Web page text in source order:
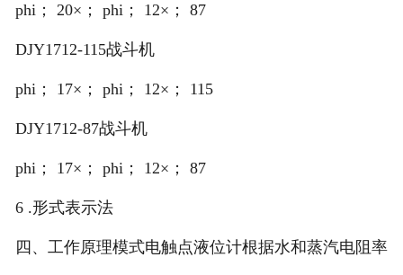
phi； 20×； phi； 12×； 87
DJY1712-115战斗机
phi； 17×； phi； 12×； 115
DJY1712-87战斗机
phi； 17×； phi； 12×； 87
6 .形式表示法
四、工作原理模式电触点液位计根据水和蒸汽电阻率